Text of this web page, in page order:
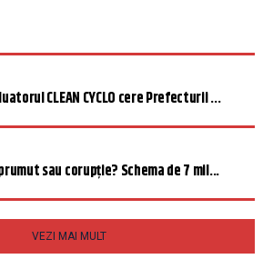
CLEAN CYCLO cere Prefecturii ...
sau corupție? Schema de 7 mil...
VEZI MAI MULT